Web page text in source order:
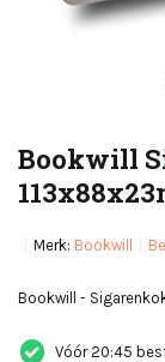
Bookwill
Merk: Bookwill
Bookwill -
Vóór 20:45